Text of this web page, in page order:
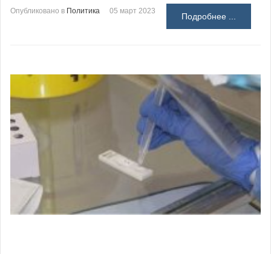
Опубликовано в Политика 05 март 2023
Подробнее ...